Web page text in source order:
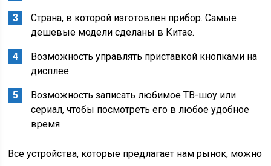
Страна, в которой изготовлен прибор. Самые
дешевые модели сделаны в Китае.
Возможность управлять приставкой кнопками на
дисплее
Возможность записать любимое ТВ-шоу или
сериал, чтобы посмотреть его в любое удобное
время
Все устройства, которые предлагает нам рынок, можно